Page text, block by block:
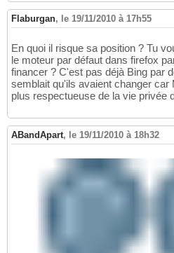
Flaburgan, le 19/11/2010 à 17h55
En quoi il risque sa position ? Tu
le moteur par défaut dans firefox
financer ? C'est pas déjà Bing par
semblait qu'ils avaient changer
plus respectueuse de la vie privée
ABandApart, le 19/11/2010 à 18h32